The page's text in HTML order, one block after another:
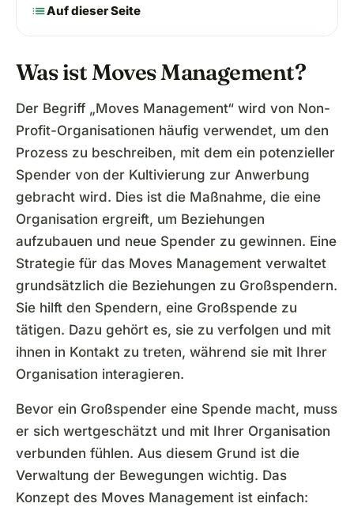
listAuf dieser Seite
Was ist Moves Management?
Der Begriff „Moves Management“ wird von Non-
Profit-Organisationen häufig verwendet, um den
Prozess zu beschreiben, mit dem ein potenzieller
Spender von der Kultivierung zur Anwerbung
gebracht wird. Dies ist die Maßnahme, die eine
Organisation ergreift, um Beziehungen
aufzubauen und neue Spender zu gewinnen. Eine
Strategie für das Moves Management verwaltet
grundsätzlich die Beziehungen zu Großspendern.
Sie hilft den Spendern, eine Großspende zu
tätigen. Dazu gehört es, sie zu verfolgen und mit
ihnen in Kontakt zu treten, während sie mit Ihrer
Organisation interagieren.
Bevor ein Großspender eine Spende macht, muss
er sich wertgeschätzt und mit Ihrer Organisation
verbunden fühlen. Aus diesem Grund ist die
Verwaltung der Bewegungen wichtig. Das
Konzept des Moves Management ist einfach: